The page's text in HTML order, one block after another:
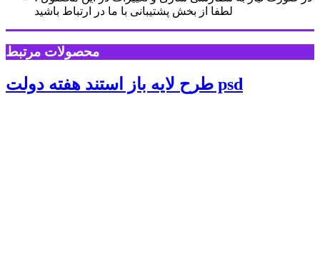
لطفا از بخش پشتیبانی با ما در ارتباط باشید
محصولات مرتبط
طرح لایه باز استند هفته دولت psd